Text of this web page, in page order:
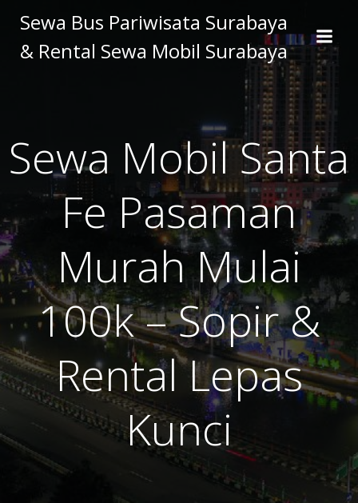
to
content
Sewa Bus Pariwisata Surabaya
& Rental Sewa Mobil Surabaya
Sewa Mobil Santa
Fe Pasaman
Murah Mulai
100k – Sopir &
Rental Lepas
Kunci